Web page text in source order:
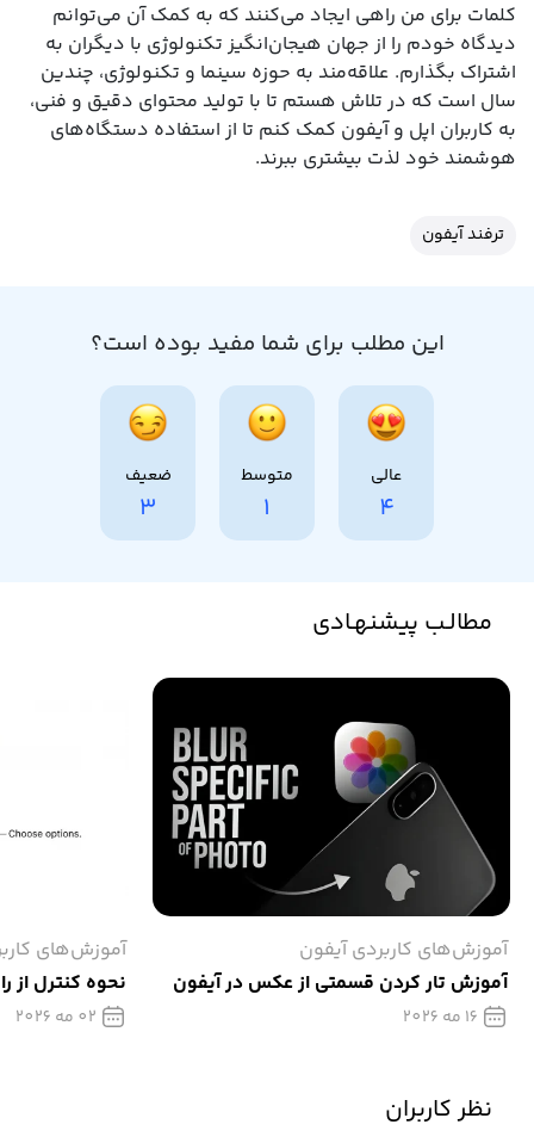
کلمات برای من راهی ایجاد می‌کنند که به کمک آن می‌توانم
دیدگاه خودم را از جهان هیجان‌انگیز تکنولوژی با دیگران به
اشتراک بگذارم. علاقه‌مند به حوزه سینما و تکنولوژی، چندین
سال است که در تلاش هستم تا با تولید محتوای دقیق و فنی،
به کاربران اپل و آیفون کمک کنم تا از استفاده دستگاه‌های
هوشمند خود لذت بیشتری ببرند.
ترفند آیفون
این مطلب برای شما مفید بوده است؟
عالی
4
متوسط
1
ضعیف
3
مطالـب پیشنهـادی
آموزش‌های کاربردی آیفون
آموزش تار كردن قسمتی از عکس در آیفون
16 مه 2026
آموزش‌های
نحوه کنترل از
02 مه 2026
نظر کاربران